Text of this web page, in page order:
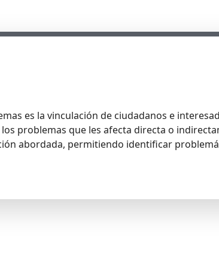
es la vinculación de ciudadanos e
problemas que les afecta directa o
abordada, permitiendo identificar